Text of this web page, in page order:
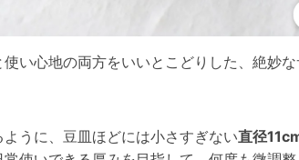
い心地の両方をいいとこどりした、絶妙
うに、豆皿ほどには小さすぎない直径